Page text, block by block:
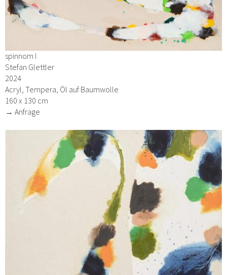
spinnom I
Stefan Glettler
2024
Acryl, Tempera, Öl auf Baumwolle
160 x 130 cm
→ Anfrage